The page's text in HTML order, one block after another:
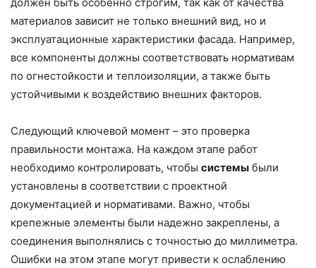
материалов зависит не только внешний вид, но и
эксплуатационные характеристики фасада. Например,
все компоненты должны соответствовать нормативам
по огнестойкости и теплоизоляции, а также быть
устойчивыми к воздействию внешних факторов.
Следующий ключевой момент – это проверка
правильности монтажа. На каждом этапе работ
необходимо контролировать, чтобы системы были
установлены в соответствии с проектной
документацией и нормативами. Важно, чтобы
крепежные элементы были надежно закреплены, а
соединения выполнялись с точностью до миллиметра.
Ошибки на этом этапе могут привести к ослаблению